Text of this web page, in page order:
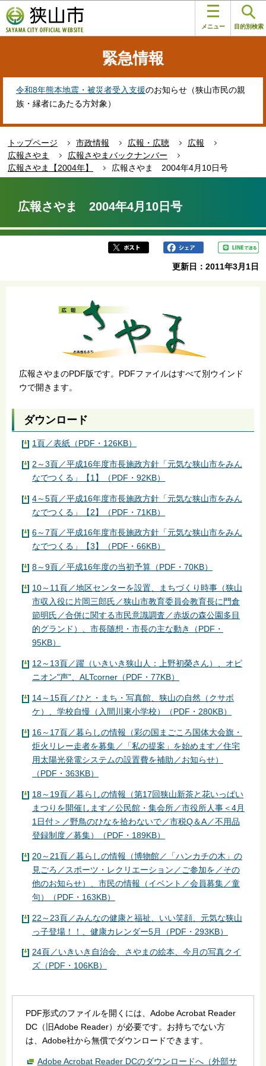
の
ペ
す
メニュー 目的別検索
緊急情報
令和8年熊本地震・被災者受入支援のお知らせ（狭山市民の親
族・縁者にあたる方対象）
トップページ 市政情報 広報・広聴
広報
広報さやま
広報さやまバックナンバー
広報さやま【2004年】
広報さやま 2004年4月10日号
か
広報さやま 2004年4月10日号
更新日：2011年3月1日
広報さやまのPDF版です。PDFファイルはすべて別ウインド
ウで開きます。
ダウンロード
1頁／表紙（PDF・126KB）
2～3頁／平成16年度市長施政方針「元気な狭山市をみん
なでつくる」【1】（PDF・92KB）
4～5頁／平成16年度市長施政方針「元気な狭山市をみん
なでつくる」【2】（PDF・71KB）
6～7頁／平成16年度市長施政方針「元気な狭山市をみん
なでつくる」【3】（PDF・66KB）
8～9頁／平成16年度の当初予算（PDF・70KB）
10～11頁／地区センターを設置、まちづくり時事（狭山
市収入役に片岡三郎氏／狭山市教育委員会教育長に門倉
節明氏／合併に関する市民意識調査／赤坂の森公園多目
的グランド）、市長随想・市長の主な動き（PDF・
95KB）
12～13頁／躍（いきいき狭山人：上野初榮さん）、オピ
ニオン"声"、ALTcorner（PDF・77KB）
14～15頁／ひと・まち・写真館、狭山の自然（クサボ
ケ）、学校自慢（入間川東小学校）（PDF・280KB）
16～17頁／暮らしの情報（彩の国まごころ国体大会旗・
炬火リレー走者を募集／「私の提案」を始めます／住宅
用太陽光発電システムの設置費を補助／お知らせ）
（PDF・363KB）
18～19頁／暮らしの情報（第17回狭山新茶と花いっぱい
まつりを開催します／公民館・集会所／市役所人事＜4月
1日付＞／野鳥のひなを拾わないで／市税Q＆A／不用品
登録制度／募集）（PDF・189KB）
20～21頁／暮らしの情報（博物館／「ハンカチの木」の
見ごろ／スポーツ・レクリエーション／ご参加を／その
他のお知らせ）、市民の情報（イベント／会員募集／童
句）（PDF・163KB）
22～23頁／みんなの健康と福祉、いい笑顔、元気な狭山
っ子登場！！、健康カレンダー5月（PDF・293KB）
24頁／いきいき自治会、さやまの絵本、今月の写真クイ
ズ（PDF・106KB）
PDF形式のファイルを開くには、Adobe Acrobat Reader
DC（旧Adobe Reader）が必要です。お持ちでない方
は、Adobe社から無償でダウンロードできます。
Adobe Acrobat Reader DCのダウンロードへ（外部サ